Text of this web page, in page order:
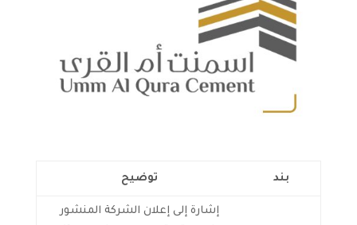
بند توضيح
إشارة إلى إعلان الشركة المنشور